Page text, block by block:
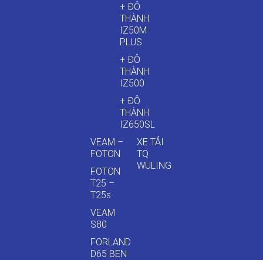
+ ĐÔ
THÀNH
IZ50M
PLUS
+ ĐÔ
THÀNH
IZ500
+ ĐÔ
THÀNH
IZ650SL
VEAM –
FOTON
FOTON
T25 –
T25s
VEAM
S80
FORLAND
D65 BEN
XE TẢI
TQ
WULING